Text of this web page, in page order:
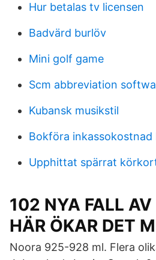
Hur betalas tv licensen
Badvärd burlöv
Mini golf game
Scm abbreviation
Kubansk musikstil
Bokföra
Upphittat spärrat
102 NYA FALL
HÄR ÖKAR DET
Noora 925-928 ml. Flera